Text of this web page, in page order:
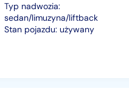
Typ nadwozia:
sedan/limuzyna/liftback
Stan pojazdu: używany